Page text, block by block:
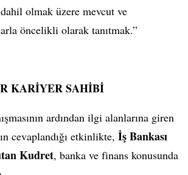
olmak üzere mevcut ve
öncelikli olarak tanıtmak.”
KARİYER SAHİBİ
ardından ilgi alanlarına giren
cevaplandığı etkinlikte, İş Bankası
Kudret, banka ve finans konusunda